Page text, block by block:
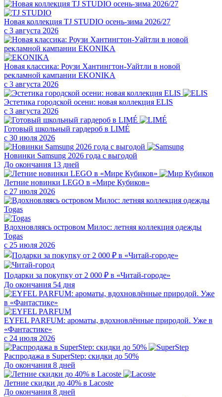
Новая коллекция TJ STUDIO осень-зима 2026/27
с 3 августа 2026
Новая классика: Роузи Хантингтон-Уайтли в новой
рекламной кампании EKONIKA
с 3 августа 2026
Эстетика городской осени: новая коллекция ELIS
с 3 августа 2026
Готовый школьный гардероб в LIMÉ
с 30 июля 2026
Новинки Samsung 2026 года с выгодой
До окончания 13 дней
Летние новинки LEGO в «Мире Кубиков»
с 27 июля 2026
Вдохновляясь островом Милос: летняя коллекция одежды
Togas
с 25 июля 2026
Подарки за покупку от 2 000 ₽ в «Читай-городе»
До окончания 54 дня
EYFEL PARFUM: ароматы, вдохновлённые природой. Уже в
«Фантастике»
с 24 июля 2026
Распродажа в SuperStep: скидки до 50%
До окончания 8 дней
Летние скидки до 40% в Lacoste
До окончания 8 дней